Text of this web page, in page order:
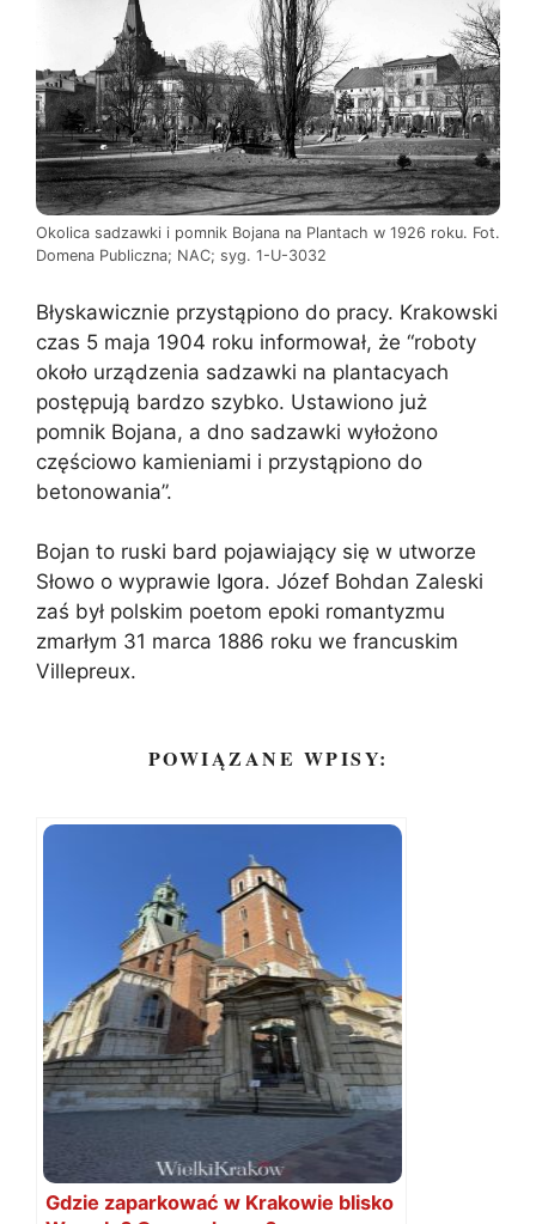
Okolica sadzawki i pomnik Bojana na Plantach w 1926 roku. Fot.
Domena Publiczna; NAC; syg. 1-U-3032
Błyskawicznie przystąpiono do pracy. Krakowski
czas 5 maja 1904 roku informował, że “roboty
około urządzenia sadzawki na plantacyach
postępują bardzo szybko. Ustawiono już
pomnik Bojana, a dno sadzawki wyłożono
częściowo kamieniami i przystąpiono do
betonowania”.
Bojan to ruski bard pojawiający się w utworze
Słowo o wyprawie Igora. Józef Bohdan Zaleski
zaś był polskim poetom epoki romantyzmu
zmarłym 31 marca 1886 roku we francuskim
Villepreux.
POWIĄZANE WPISY:
Gdzie zaparkować w Krakowie blisko